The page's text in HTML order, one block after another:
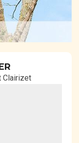
Clairizet